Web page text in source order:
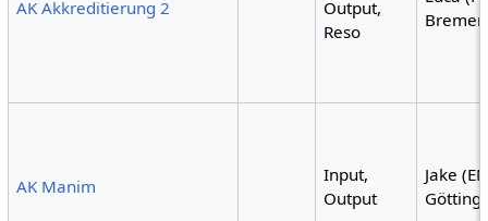
AK Akkreditierung 2
Output,
Reso
AK Manim
Input,
Output
Jake